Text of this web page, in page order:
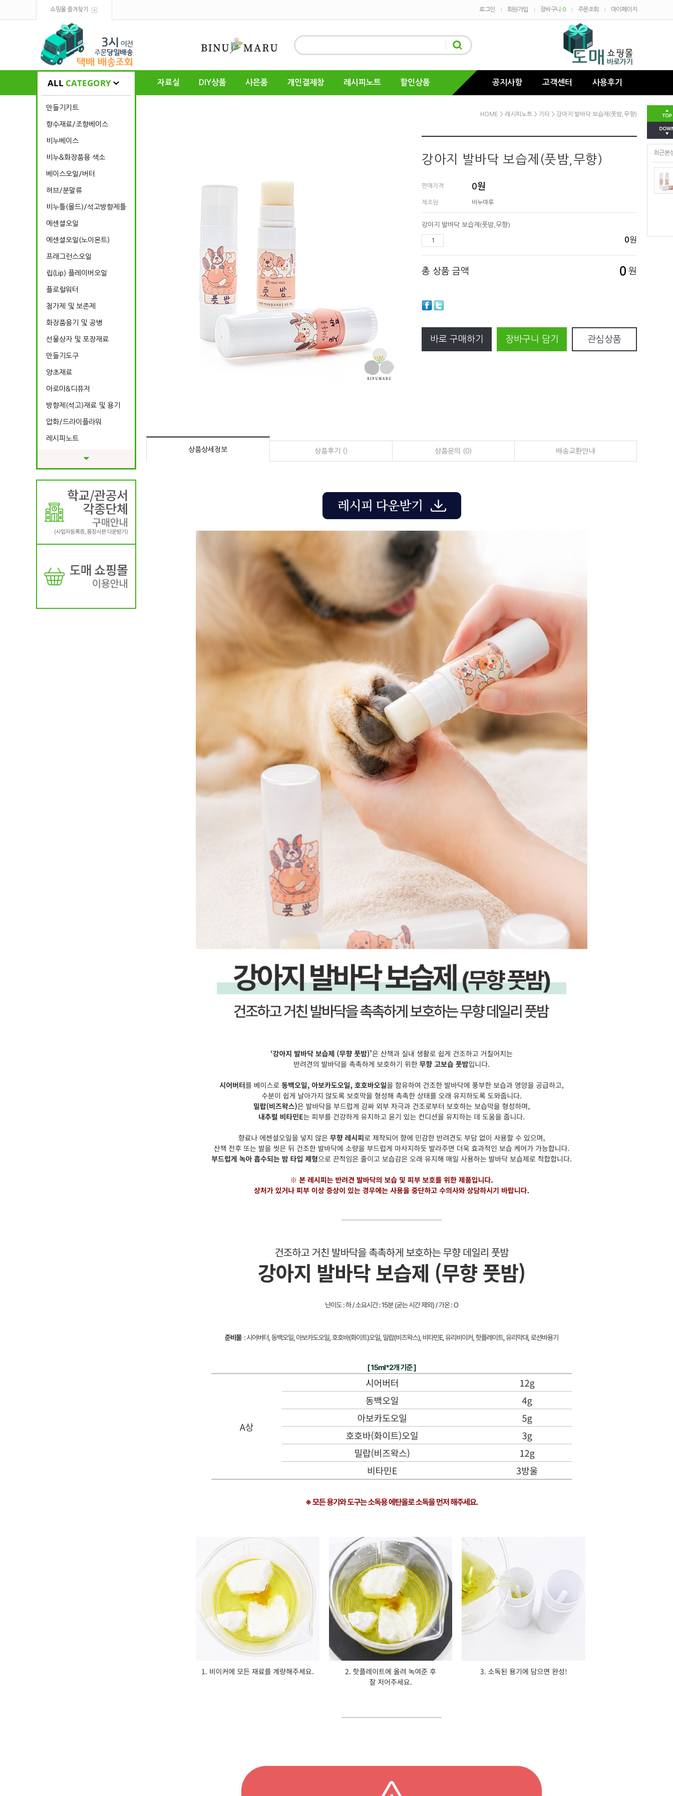
최근본
쇼핑몰 즐겨찾기 로그인 회원가입 장바구니 0 주문조회 마이페이지
ALL CATEGORY 자료실 DIY상품 사은품 개인결제창 레시피노트 할인상품 공지사항 고객센터 사용후기
만들기키트
향수재료/조향베이스
비누베이스
비누&화장품용 색소
베이스오일/버터
허브/분말류
비누틀(몰드)/석고방향제틀
에센셜오일
에센셜오일(노이몬트)
프래그런스오일
립(Lip) 플레이버오일
플로럴워터
첨가제 및 보존제
화장품용기 및 공병
선물상자 및 포장재료
만들기도구
양초재료
아로마&디퓨저
방향제(석고)재료 및 용기
압화/드라이플라워
레시피노트
HOME > 레시피노트 > 기타 > 강아지 발바닥 보습제(풋밤,무향)
강아지 발바닥 보습제(풋밤,무향)
판매가격 0원
제조원 비누마루
강아지 발바닥 보습제(풋밤,무향)
0원
총 상품 금액 0 원
바로 구매하기 장바구니 담기 관심상품
상품상세정보 상품후기 () 상품문의 (0) 배송교환안내